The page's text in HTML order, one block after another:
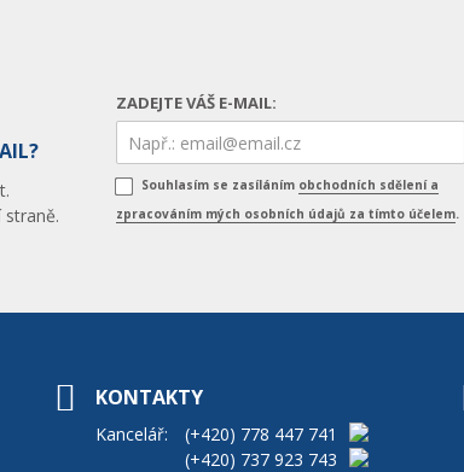
ZADEJTE VÁŠ E-MAIL:
Souhlasím se zasíláním obchodních sdělení a
zpracováním mých osobních údajů za tímto účelem.
KONTAKTY
Kancelář: (+420) 778 447 741
(+420) 737 923 743